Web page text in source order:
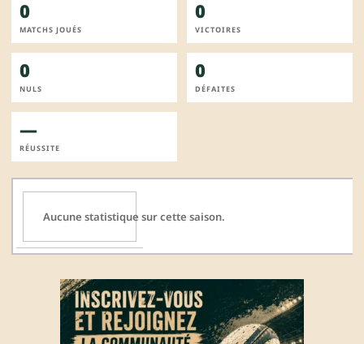
0
MATCHS JOUÉS
0
VICTOIRES
0
NULS
0
DÉFAITES
—
RÉUSSITE
Aucune statistique sur cette saison.